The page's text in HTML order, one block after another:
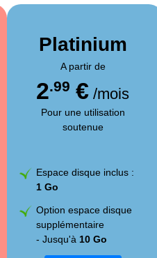
Platinium
A partir de
2.99 € /mois
Pour une utilisation
soutenue
Espace disque inclus :
1 Go
Option espace disque
supplémentaire
- Jusqu'à 10 Go